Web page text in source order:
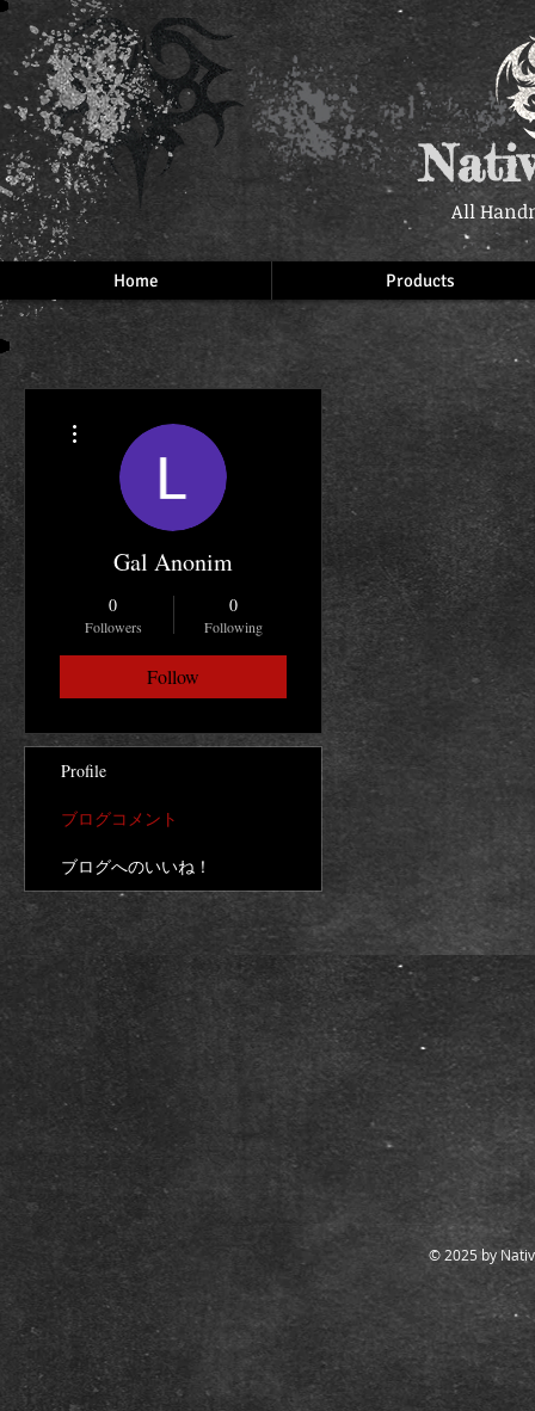
All
Home Products
Gal Anonim
0
Followers
0
Following
Follow
Profile
ブログコメント
ブログへのいいね！
© 2025 by